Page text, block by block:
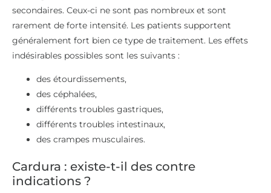
secondaires. Ceux-ci ne sont pas nombreux et sont
rarement de forte intensité. Les patients supportent
généralement fort bien ce type de traitement. Les effets
indésirables possibles sont les suivants :
des étourdissements,
des céphalées,
différents troubles gastriques,
différents troubles intestinaux,
des crampes musculaires.
Cardura : existe-t-il des contre
indications ?